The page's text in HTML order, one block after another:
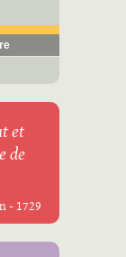
et
de
- 1729